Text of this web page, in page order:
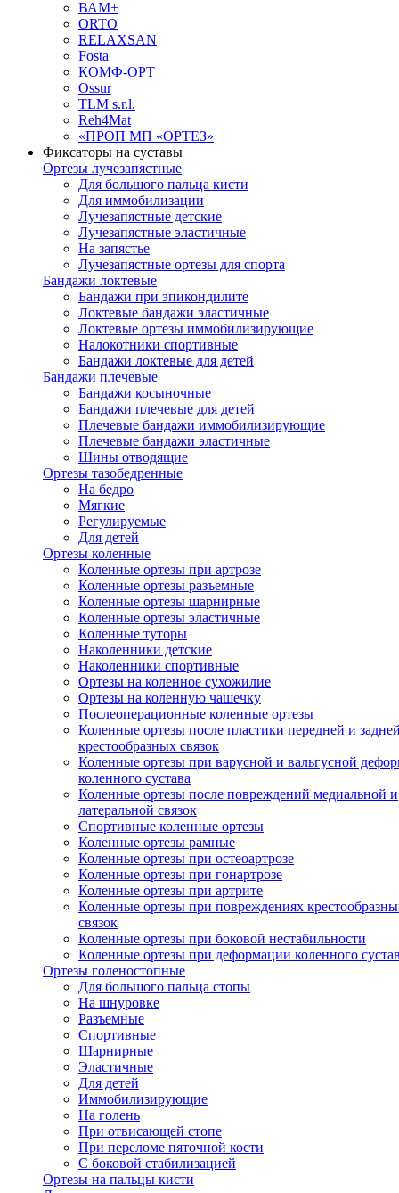
ВАМ+
ORTO
RELAXSAN
Fosta
КОМФ-ОРТ
Ossur
TLM s.r.l.
Reh4Mat
«ПРОП МП «ОРТЕЗ»
Фиксаторы на суставы
Ортезы лучезапястные
Для большого пальца кисти
Для иммобилизации
Лучезапястные детские
Лучезапястные эластичные
На запястье
Лучезапястные ортезы для спорта
Бандажи локтевые
Бандажи при эпикондилите
Локтевые бандажи эластичные
Локтевые ортезы иммобилизирующие
Налокотники спортивные
Бандажи локтевые для детей
Бандажи плечевые
Бандажи косыночные
Бандажи плечевые для детей
Плечевые бандажи иммобилизирующие
Плечевые бандажи эластичные
Шины отводящие
Ортезы тазобедренные
На бедро
Мягкие
Регулируемые
Для детей
Ортезы коленные
Коленные ортезы при артрозе
Коленные ортезы разъемные
Коленные ортезы шарнирные
Коленные ортезы эластичные
Коленные туторы
Наколенники детские
Наколенники спортивные
Ортезы на коленное сухожилие
Ортезы на коленную чашечку
Послеоперационные коленные ортезы
Коленные ортезы после пластики передней и
крестообразных связок
Коленные ортезы при варусной и вальгусной
коленного сустава
Коленные ортезы после повреждений медиальной и
латеральной связок
Спортивные коленные ортезы
Коленные ортезы рамные
Коленные ортезы при остеоартрозе
Коленные ортезы при гонартрозе
Коленные ортезы при артрите
Коленные ортезы при повреждениях
связок
Коленные ортезы при боковой нестабильности
Коленные ортезы при деформации коленного
Ортезы голеностопные
Для большого пальца стопы
На шнуровке
Разъемные
Спортивные
Шарнирные
Эластичные
Для детей
Иммобилизирующие
На голень
При отвисающей стопе
При переломе пяточной кости
С боковой стабилизацией
Ортезы на пальцы кисти